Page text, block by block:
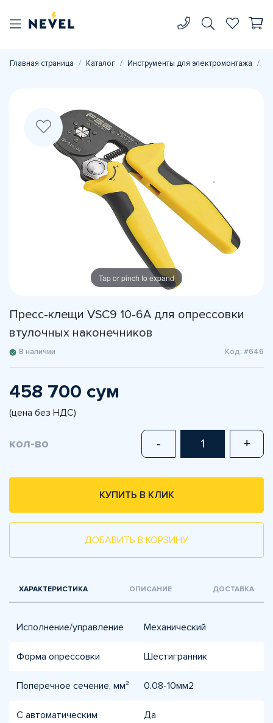
Главная страница Каталог Инструменты для электромонтажа
Tap or pinch to expand
Пресс-клещи VSC9 10-6A для опрессовки
втулочных наконечников
В наличии Код: #646
458 700 сум
(цена без НДС)
кол-во - +
КУПИТЬ В КЛИК
ДОБАВИТЬ В КОРЗИНУ
ХАРАКТЕРИСТИКА ОПИСАНИЕ ДОСТАВКА
Исполнение/управление Механический
Форма опрессовки Шестигранник
Поперечное сечение, мм² 0.08-10мм2
С автоматическим
Да